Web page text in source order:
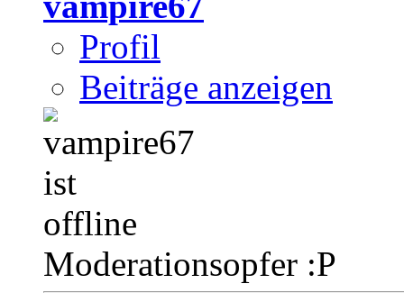
Profil
Beiträge anzeigen
Moderationsopfer :P